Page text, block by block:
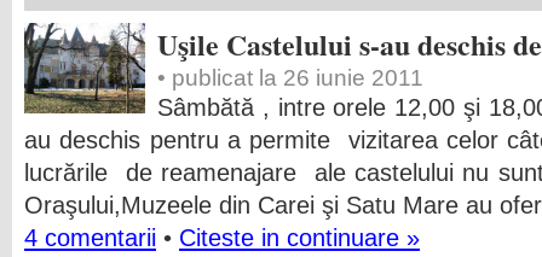
Uşile Castelului s-au deschis
• publicat la 26 iunie 2011
Sâmbătă , intre orele 12,00 şi
au deschis pentru a permite vizitarea celor
lucrările de reamenajare ale castelului nu
Oraşului,Muzeele din Carei şi Satu Mare au
4 comentarii • Citeste in continuare »